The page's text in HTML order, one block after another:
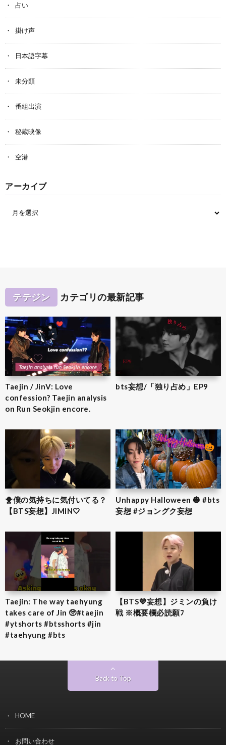
占い
掛け声
日本語字幕
未分類
番組出演
秘蔵映像
空港
アーカイブ
テテジン カテゴリの最新記事
Taejin / JinV: Love
confession? Taejin analysis
on Run Seokjin encore.
bts妄想/「独り占め」EP9
🐥僕の気持ちに気付いてる？
【BTS妄想】JIMIN‎🤍
Unhappy Halloween 🎃 #bts
妄想 #ジョングク妄想
Taejin: The way taehyung
takes care of Jin 🥺#taejin
#ytshorts #btsshorts #jin
#taehyung #bts
【BTS💜‪妄想】ジミンの負け
戦 ※概要欄必読願ﾌ
Back to Top
HOME
お問い合わせ